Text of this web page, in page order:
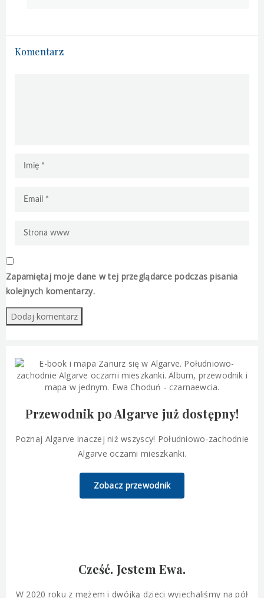
Komentarz
Zapamiętaj moje dane w tej przeglądarce podczas pisania
kolejnych komentarzy.
Przewodnik po Algarve już dostępny!
Poznaj Algarve inaczej niż wszyscy! Południowo-zachodnie
Algarve oczami mieszkanki.
Zobacz przewodnik
Cześć. Jestem Ewa.
W 2020 roku z mężem i dwójką dzieci wyjechaliśmy na pół